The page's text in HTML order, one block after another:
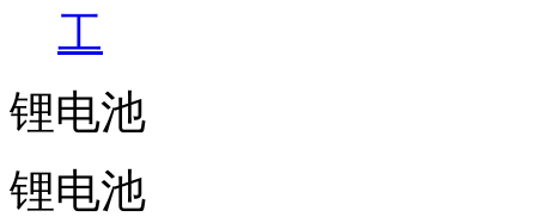
工
锂电池
锂电池